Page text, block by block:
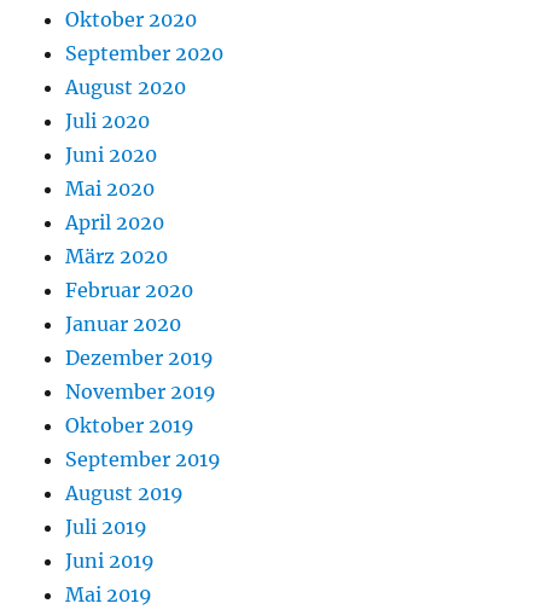
Oktober 2020
September 2020
August 2020
Juli 2020
Juni 2020
Mai 2020
April 2020
März 2020
Februar 2020
Januar 2020
Dezember 2019
November 2019
Oktober 2019
September 2019
August 2019
Juli 2019
Juni 2019
Mai 2019